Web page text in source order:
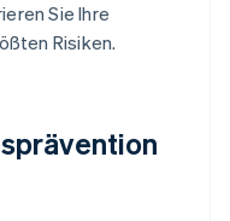
Sie Ihre
Risiken.